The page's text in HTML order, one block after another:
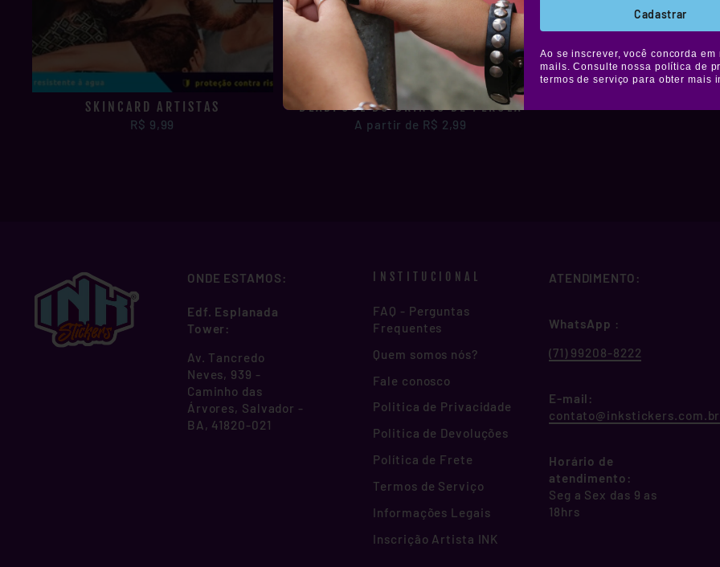
Cadastrar
Ao se inscrever, você concorda em
mails. Consulte nossa política de
termos de serviço para obter mais
SKINCARD ARTISTAS
R$ 9,99
DEADPOOL DO BRINCO DE PEROLA
A partir de R$ 2,99
ONDE ESTAMOS:
Edf. Esplanada
Tower:
Av. Tancredo
Neves, 939 -
Caminho das
Árvores, Salvador -
BA, 41820-021
INSTITUCIONAL
FAQ - Perguntas
Frequentes
Quem somos nós?
Fale conosco
Politica de Privacidade
Politica de Devoluções
Política de Frete
Termos de Serviço
Informações Legais
Inscrição Artista INK
ATENDIMENTO:
WhatsApp :
(71) 99208-8222
E-mail:
contato@inkstickers.com.br
Horário de
atendimento:
Seg a Sex das 9 as
18hrs